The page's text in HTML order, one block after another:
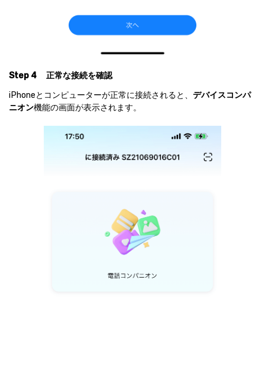
Step 4
正常な接続を確認
iPhoneとコンピューターが正常に接続されると、 デバイスコンパ
ニオン機能の画面が表示されます。